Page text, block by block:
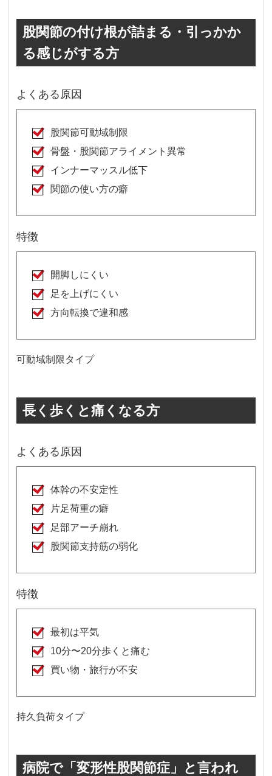
股関節の付け根が詰まる・引っかか
る感じがする方
よくある原因
股関節可動域制限
骨盤・股関節アライメント異常
インナーマッスル低下
関節の使い方の癖
特徴
開脚しにくい
足を上げにくい
方向転換で違和感
可動域制限タイプ
長く歩くと痛くなる方
よくある原因
体幹の不安定性
片足荷重の癖
足部アーチ崩れ
股関節支持筋の弱化
特徴
最初は平気
10分〜20分歩くと痛む
買い物・旅行が不安
持久負荷タイプ
病院で「変形性股関節症」と言われ